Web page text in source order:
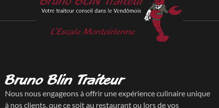
Bruno Blin Traiteur
Nous nous engageons à offrir une expérience culinaire unique
à nos clients, que ce soit au restaurant ou lors de vos